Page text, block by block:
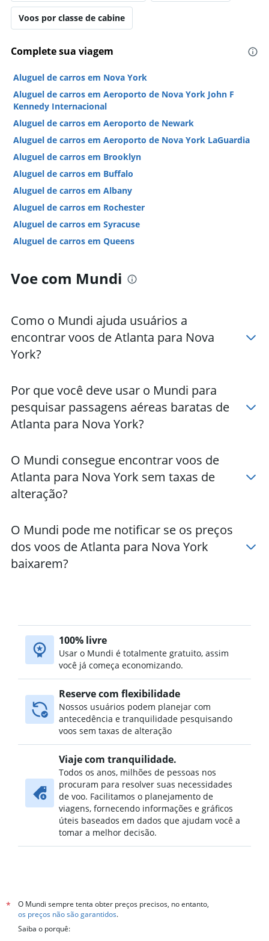
Voos por classe de cabine
Complete sua viagem
Aluguel de carros em Nova York
Aluguel de carros em Aeroporto de Nova York John F
Kennedy Internacional
Aluguel de carros em Aeroporto de Newark
Aluguel de carros em Aeroporto de Nova York LaGuardia
Aluguel de carros em Brooklyn
Aluguel de carros em Buffalo
Aluguel de carros em Albany
Aluguel de carros em Rochester
Aluguel de carros em Syracuse
Aluguel de carros em Queens
Aluguel de carros em White Plains
Hotéis em Buffalo
Hotéis em Lake George
Hotéis em Montauk
Hotéis em Albany
Hotéis em Rochester
Hotéis em Lake Placid
Hotéis em Ithaca
Hotéis em Yonkers
Voe com Mundi
Como o Mundi ajuda usuários a
encontrar voos de Atlanta para Nova
York?
Por que você deve usar o Mundi para
pesquisar passagens aéreas baratas de
Atlanta para Nova York?
O Mundi consegue encontrar voos de
Atlanta para Nova York sem taxas de
alteração?
O Mundi pode me notificar se os preços
dos voos de Atlanta para Nova York
baixarem?
100% livre
Usar o Mundi é totalmente gratuito, assim
você já começa economizando.
Reserve com flexibilidade
Nossos usuários podem planejar com
antecedência e tranquilidade pesquisando
voos sem taxas de alteração
Viaje com tranquilidade.
Todos os anos, milhões de pessoas nos
procuram para resolver suas necessidades
de voo. Facilitamos o planejamento de
viagens, fornecendo informações e gráficos
úteis baseados em dados que ajudam você a
tomar a melhor decisão.
*
O Mundi sempre tenta obter preços precisos, no entanto,
os preços não são garantidos.
Saiba o porquê: